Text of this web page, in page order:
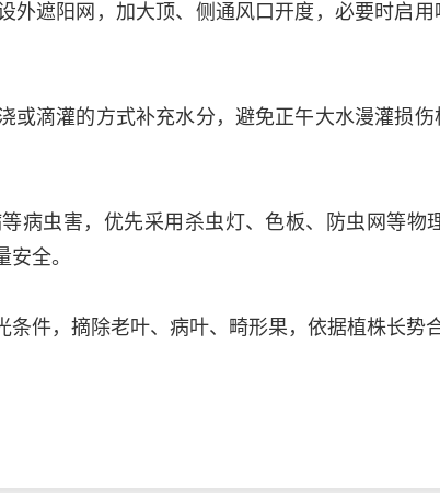
外遮阳网，加大顶、侧通风口开度，必要时启
或滴灌的方式补充水分，避免正午大水漫灌损
病虫害，优先采用杀虫灯、色板、防虫网等
全。
件，摘除老叶、病叶、畸形果，依据植株长势